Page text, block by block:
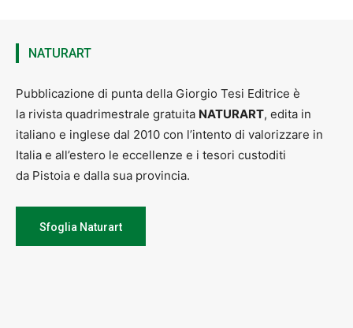
NATURART
Pubblicazione di punta della Giorgio Tesi Editrice è
la rivista quadrimestrale gratuita NATURART, edita in
italiano e inglese dal 2010 con l’intento di valorizzare in
Italia e all’estero le eccellenze e i tesori custoditi
da Pistoia e dalla sua provincia.
Sfoglia Naturart